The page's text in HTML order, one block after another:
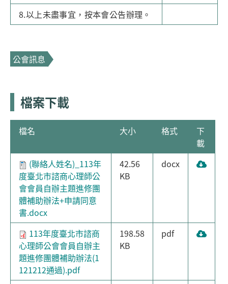
8.以上未盡事宜，按本會公告辦理。
公會訊息
檔案下載
檔名 大小 格式
下
載
(聯絡人姓名)_113年
度臺北市諮商心理師公
會會員自辦主題進修團
體補助辦法+申請同意
書.docx
42.56
KB
docx
113年度臺北市諮商
心理師公會會員自辦主
題進修團體補助辦法(1
121212通過).pdf
198.58
KB
pdf